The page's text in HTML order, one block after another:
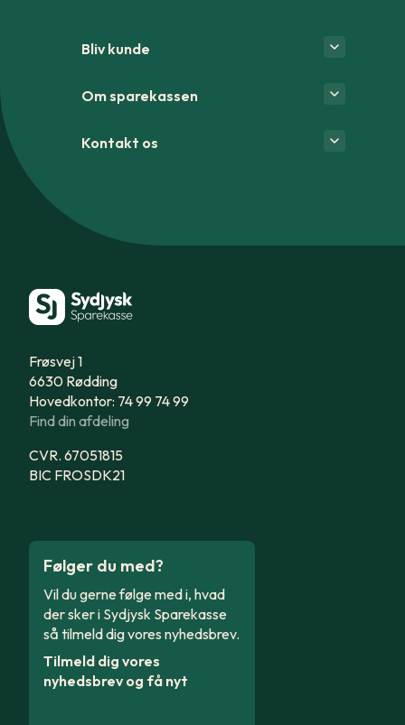
Bliv kunde
Om sparekassen
Kontakt os
Frøsvej 1
6630 Rødding
Hovedkontor: 74 99 74 99
Find din afdeling
CVR. 67051815
BIC FROSDK21
Følger du med?
Vil du gerne følge med i, hvad
der sker i Sydjysk Sparekasse
så tilmeld dig vores nyhedsbrev.
Tilmeld dig vores
nyhedsbrev og få nyt